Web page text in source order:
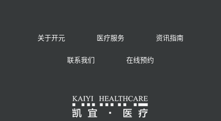
关于开元 医疗服务 资讯指南
联系我们 在线预约